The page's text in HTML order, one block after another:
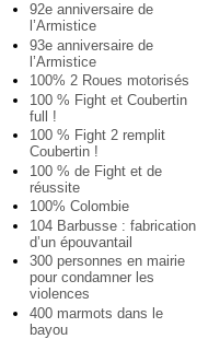
92e anniversaire de
l’Armistice
93e anniversaire de
l’Armistice
100% 2 Roues motorisés
100 % Fight et Coubertin
full !
100 % Fight 2 remplit
Coubertin !
100 % de Fight et de
réussite
100% Colombie
104 Barbusse : fabrication
d’un épouvantail
300 personnes en mairie
pour condamner les
violences
400 marmots dans le
bayou